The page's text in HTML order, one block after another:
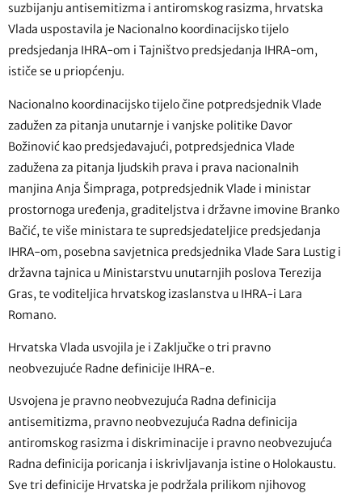
suzbijanju antisemitizma i antiromskog rasizma, hrvatska
Vlada uspostavila je Nacionalno koordinacijsko tijelo
predsjedanja IHRA-om i Tajništvo predsjedanja IHRA-om,
ističe se u priopćenju.
Nacionalno koordinacijsko tijelo čine potpredsjednik Vlade
zadužen za pitanja unutarnje i vanjske politike Davor
Božinović kao predsjedavajući, potpredsjednica Vlade
zadužena za pitanja ljudskih prava i prava nacionalnih
manjina Anja Šimpraga, potpredsjednik Vlade i ministar
prostornoga uređenja, graditeljstva i državne imovine Branko
Bačić, te više ministara te supredsjedateljice predsjedanja
IHRA-om, posebna savjetnica predsjednika Vlade Sara Lustig i
državna tajnica u Ministarstvu unutarnjih poslova Terezija
Gras, te voditeljica hrvatskog izaslanstva u IHRA-i Lara
Romano.
Hrvatska Vlada usvojila je i Zaključke o tri pravno
neobvezujuće Radne definicije IHRA-e.
Usvojena je pravno neobvezujuća Radna definicija
antisemitizma, pravno neobvezujuća Radna definicija
antiromskog rasizma i diskriminacije i pravno neobvezujuća
Radna definicija poricanja i iskrivljavanja istine o Holokaustu.
Sve tri definicije Hrvatska je podržala prilikom njihovog